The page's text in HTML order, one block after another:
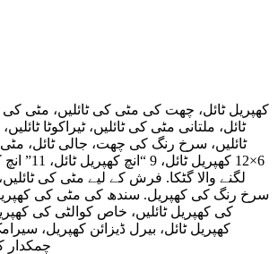
کھپریل ٹائل، چھت کی مٹی کی ٹائلیں، مٹی کی
ٹائل، ملتانی مٹی کی ٹائلیں، ٹیراکوٹا
6×12 کھپریل
لگنے والا گٹکا. فرش کے لیے مٹی کی
سرخ رنگ کی کھپریل. سندھ کی مٹی کی کھپریل
کی کھپریل ٹائلیں، خاص کوالٹی کی
کھپریل ٹائل، بیرل ڈیزائن کھپریل،
چمکدار